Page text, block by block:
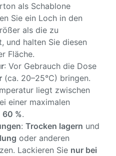
als Schablone
Sie ein Loch in den
als die zu
und halten Sie diesen
Fläche.
: Vor Gebrauch die Dose
(ca. 20–25°C) bringen.
liegt zwischen
einer maximalen
60 %.
: Trocken lagern und
oder anderen
Lackieren Sie nur bei